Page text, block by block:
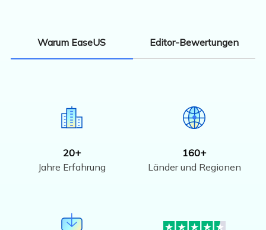
Warum EaseUS Editor-Bewertungen
20+
Jahre Erfahrung
160+
Länder und Regionen